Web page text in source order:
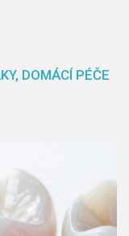
DOMÁCÍ PÉČE